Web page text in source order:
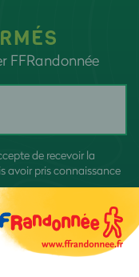
FFRandonnée
de recevoir la
avoir pris connaissance